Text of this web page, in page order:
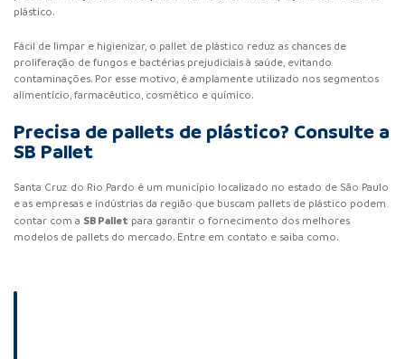
plástico.
Fácil de limpar e higienizar, o pallet de plástico reduz as chances de
proliferação de fungos e bactérias prejudiciais à saúde, evitando
contaminações. Por esse motivo, é amplamente utilizado nos segmentos
alimentício, farmacêutico, cosmético e químico.
Precisa de pallets de plástico? Consulte a
SB Pallet
Santa Cruz do Rio Pardo é um município localizado no estado de São Paulo
e as empresas e indústrias da região que buscam pallets de plástico podem
contar com a SB Pallet para garantir o fornecimento dos melhores
modelos de pallets do mercado. Entre em contato e saiba como.